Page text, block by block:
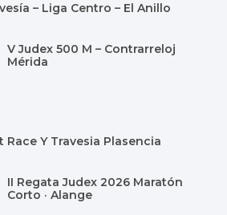
– Liga Centro – El Anillo
V Judex 500 M – Contrarreloj
Mérida
Race Y Travesia Plasencia
II Regata Judex 2026 Maratón
Corto · Alange